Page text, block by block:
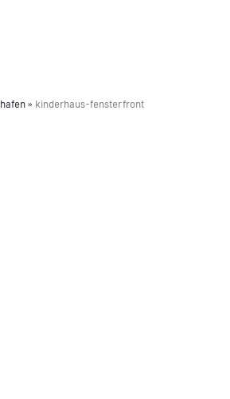
» kinderhaus-fensterfront